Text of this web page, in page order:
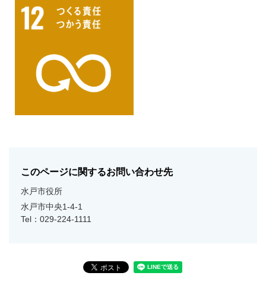
このページに関するお問い合わせ先
水戸市役所
水戸市中央1-4-1
Tel：029-224-1111